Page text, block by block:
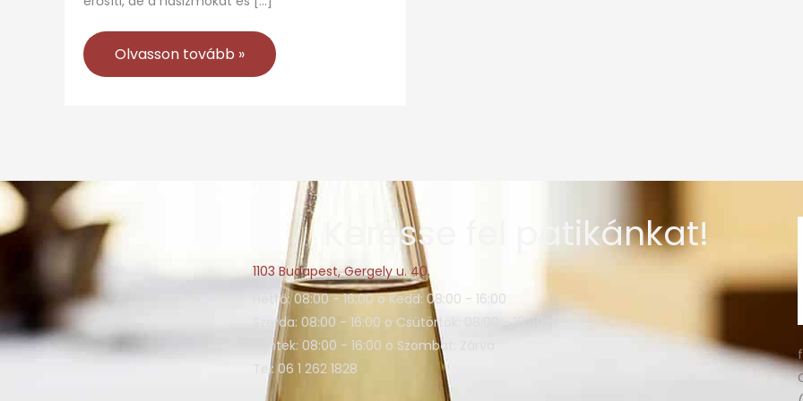
Olvasson tovább »
Keresse fel patikánkat!
1103 Budapest, Gergely u. 40.
Hétfő: 08:00 - 16:00 o Kedd: 08:00 - 16:00
Szerda: 08:00 - 16:00 o Csütörtök: 08:00 - 16:00
Péntek: 08:00 - 16:00 o Szombat: Zárva
Tel: 06 1 262 1828